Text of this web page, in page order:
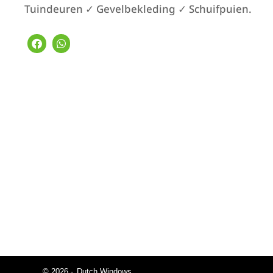
Tuindeuren ✓ Gevelbekleding ✓ Schuifpuien.